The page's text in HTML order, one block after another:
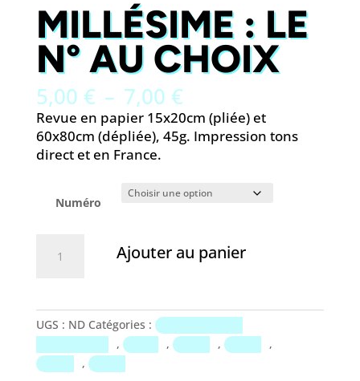
MILLÉSIME : LE
N° AU CHOIX
5,00 € – 7,00 €Plage
de
prix :
5,00 €
7,00 €
Revue en papier 15x20cm (pliée) et
60x80cm (dépliée), 45g. Impression tons
direct et en France.
Numéro
N°
au
choix
Ajouter au panier
UGS : ND Catégories :
, , , ,
,